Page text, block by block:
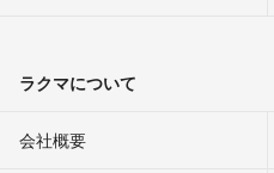
ラクマについて
会社概要